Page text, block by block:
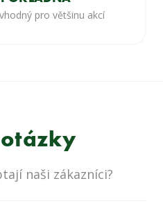
pro většinu akcí
naši zákazníci?